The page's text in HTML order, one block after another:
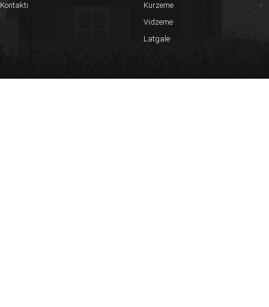
Kontakti
Kurzeme
Vidzeme
Latgale